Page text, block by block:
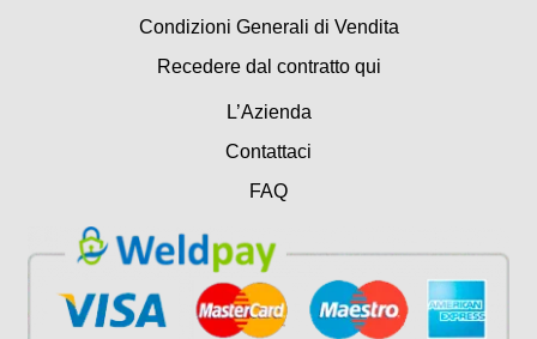
Condizioni Generali di Vendita
Recedere dal contratto qui
L’Azienda
Contattaci
FAQ